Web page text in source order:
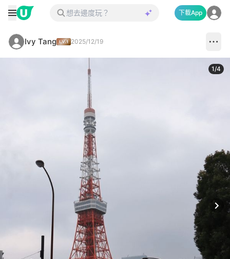
下載App
Ivy Tang 2025/12/19
1/4